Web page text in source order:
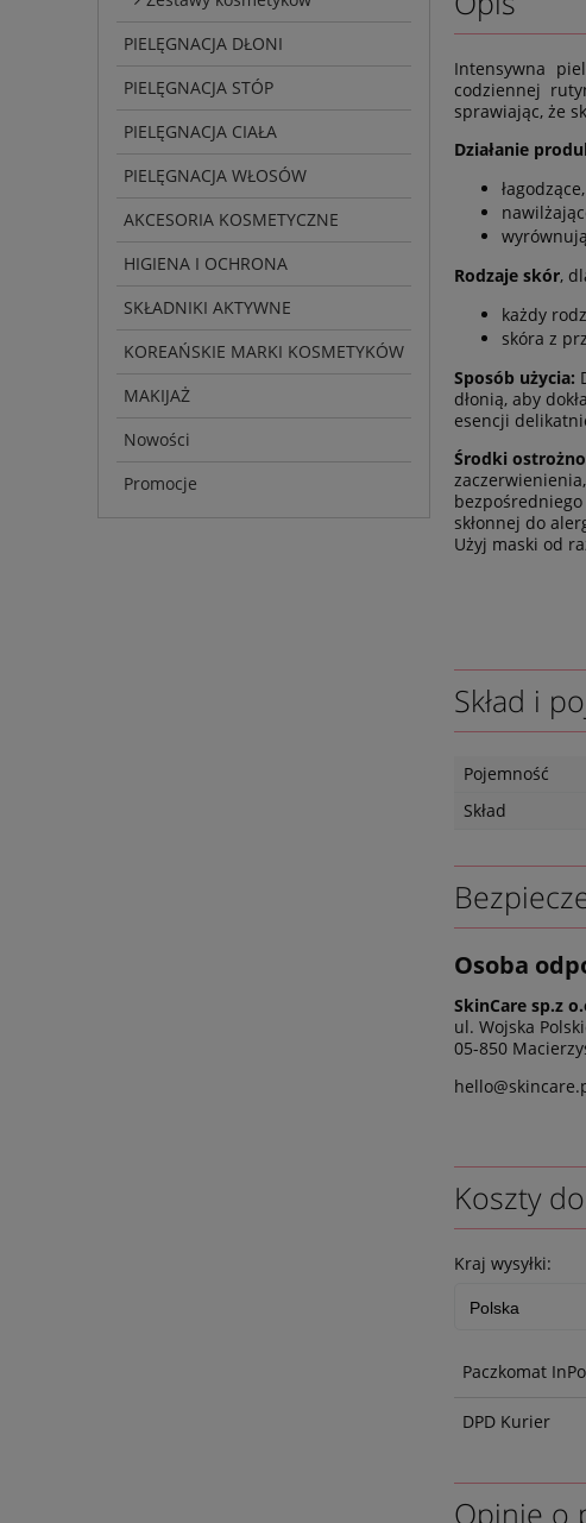
PIELĘGNACJA DŁONI
PIELĘGNACJA STÓP
PIELĘGNACJA CIAŁA
PIELĘGNACJA WŁOSÓW
AKCESORIA KOSMETYCZNE
HIGIENA I OCHRONA
SKŁADNIKI AKTYWNE
KOREAŃSKIE MARKI KOSMETYKÓW
MAKIJAŻ
Nowości
Promocje
Intensywna
codziennej
sprawiając, że
Działanie
łagodzące,
Rodzaje skór,
każdy
skóra z
Sposób użycia:
dłonią, aby
esencji
Środki
skłonnej do
Użyj maski od
Skład i
Pojemność
Skład
Osoba
SkinCare sp.z
ul. Wojska
05-850
Koszty
Kraj wysyłki:
Paczkomat
DPD Kurier
Opinie o